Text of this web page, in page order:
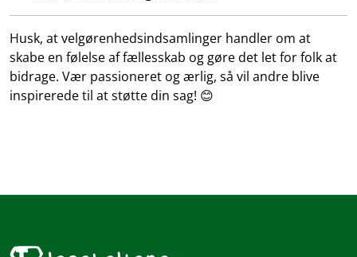
Husk, at velgørenhedsindsamlinger handler om at
skabe en følelse af fællesskab og gøre det let for folk at
bidrage. Vær passioneret og ærlig, så vil andre blive
inspirerede til at støtte din sag! 😊